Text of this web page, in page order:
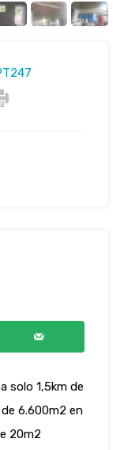
solo 1,5km de
6.600m2 en
20m2